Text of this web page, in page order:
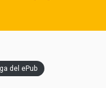
del ePub